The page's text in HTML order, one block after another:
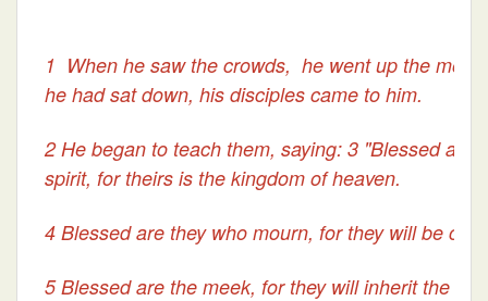
1 When he saw the crowds, he went up the
he had sat down, his disciples came to him.
2 He began to teach them, saying: 3 "Blessed are
spirit, for theirs is the kingdom of heaven.
4 Blessed are they who mourn, for they will be
5 Blessed are the meek, for they will inherit the